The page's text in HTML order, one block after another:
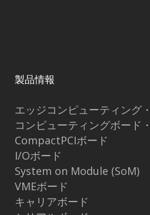
製品情報
エッジコンピューティング
コンピューティングボード
CompactPCIボード
I/Oボード
System on Module (SoM)
VMEボード
キャリアボード